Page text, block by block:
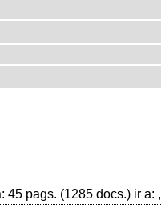
45 pags. (1285 docs.) ir a: ,